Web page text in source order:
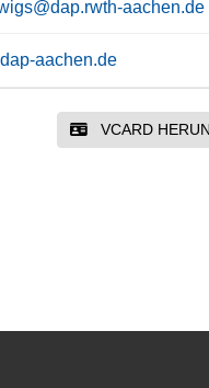
aachen.de
aachen.de
VCARD